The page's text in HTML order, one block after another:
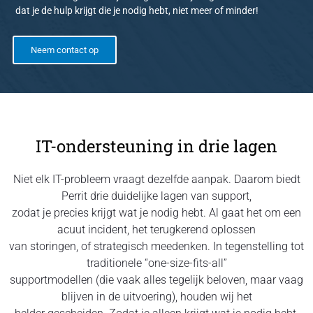
dat je de hulp krijgt die je nodig hebt, niet meer of minder!
Neem contact op
IT-ondersteuning in drie lagen
Niet elk IT-probleem vraagt dezelfde aanpak. Daarom biedt
Perrit drie duidelijke lagen van support,
zodat je precies krijgt wat je nodig hebt. Al gaat het om een
acuut incident, het terugkerend oplossen
van storingen, of strategisch meedenken. In tegenstelling tot
traditionele “one-size-fits-all”
supportmodellen (die vaak alles tegelijk beloven, maar vaag
blijven in de uitvoering), houden wij het